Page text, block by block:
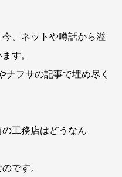
、ネットや噂話から溢
す。
ナフサの記事で埋め尽く
工務店はどうなん
です。